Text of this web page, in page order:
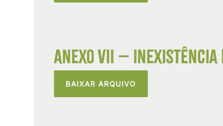
Anexo VII –
BAIXAR ARQUIVO